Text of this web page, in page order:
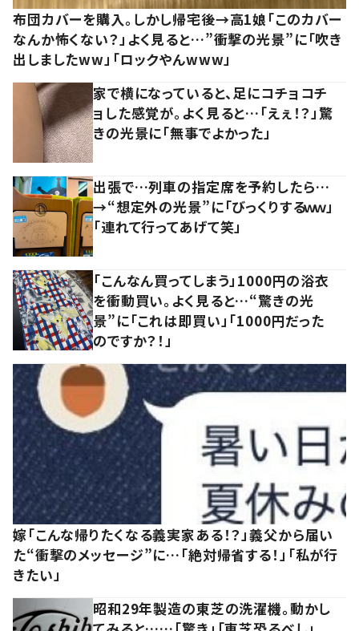
布団カバーを購入。しかし帰宅後→高1娘「このカバー
なんか怖くない？」よく見ると…”衝撃の光景”に「吹き
出しましたww」「ロックやんwww」
家で横になっていると、足にコチョコチ
ョした感覚が。よく見ると…「えぇ！？」驚
きの光景に「無事でよかった」
出張で…列車の指定席を予約したら…
→“想定外の光景”に「びっくりするｗｗ」
「連れて行ってあげて笑」
「こんなん買ってしまう」1000円の浴衣
を衝動買い。よく見ると…“驚きの光
景”に「これは即買い」「1000円だった
のですか？！」
嫁「こんな帰りたくなる義実家ある！？」義父から届い
た“衝撃のメッセージ”に…「絶対帰省する！」「私が行
きたい」
昭和29年製造の東芝の洗濯機。動かし